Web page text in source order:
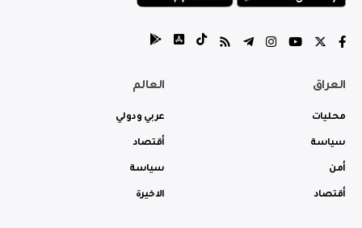
العراق
محليات
سياسة
أمن
أقتصاد
العالم
عربي ودولي
أقتصاد
سياسة
الاخيرة